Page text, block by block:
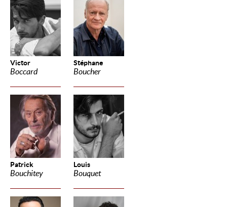
Victor
Boccard
Stéphane
Boucher
Patrick
Bouchitey
Louis
Bouquet